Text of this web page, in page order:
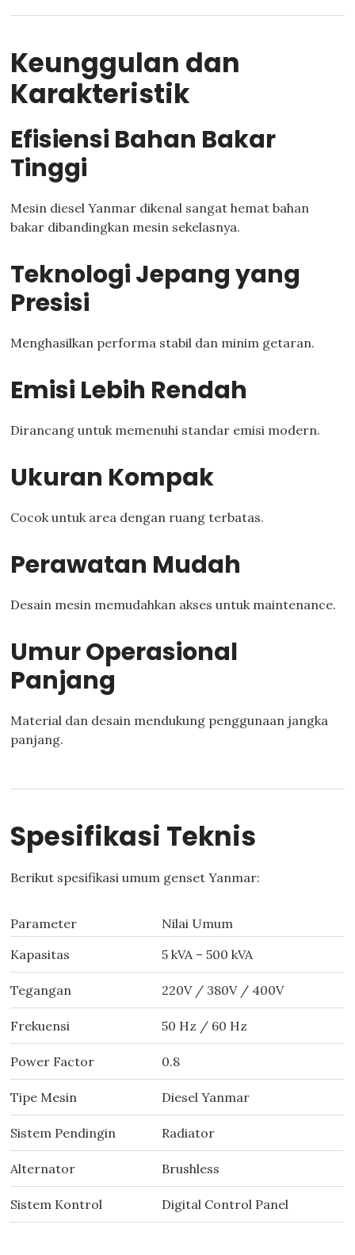
Keunggulan dan
Karakteristik
Efisiensi Bahan Bakar
Tinggi
Mesin diesel Yanmar dikenal sangat hemat bahan
bakar dibandingkan mesin sekelasnya.
Teknologi Jepang yang
Presisi
Menghasilkan performa stabil dan minim getaran.
Emisi Lebih Rendah
Dirancang untuk memenuhi standar emisi modern.
Ukuran Kompak
Cocok untuk area dengan ruang terbatas.
Perawatan Mudah
Desain mesin memudahkan akses untuk maintenance.
Umur Operasional
Panjang
Material dan desain mendukung penggunaan jangka
panjang.
Spesifikasi Teknis
Berikut spesifikasi umum genset Yanmar:
Parameter
Nilai Umum
Kapasitas
5 kVA – 500 kVA
Tegangan 220V / 380V / 400V
Frekuensi 50 Hz / 60 Hz
Power Factor 0.8
Tipe Mesin Diesel Yanmar
Sistem Pendingin Radiator
Alternator Brushless
Sistem Kontrol Digital Control Panel